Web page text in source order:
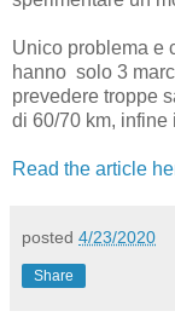
Unico problema e
hanno solo 3
prevedere troppe
di 60/70 km, infine
Read the article
posted 4/23/2020
Share